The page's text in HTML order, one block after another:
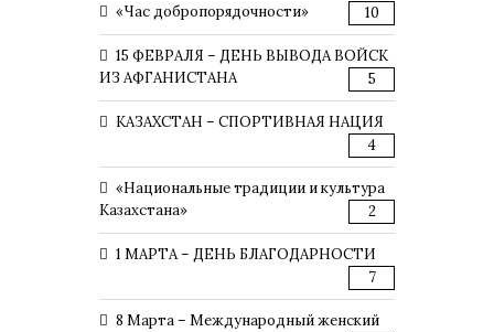
«Час добропорядочности» 10
15 ФЕВРАЛЯ – ДЕНЬ ВЫВОДА ВОЙСК
ИЗ АФГАНИСТАНА
5
КАЗАХСТАН – СПОРТИВНАЯ НАЦИЯ
4
«Национальные традиции и культура
Казахстана»
2
1 МАРТА – ДЕНЬ БЛАГОДАРНОСТИ
7
8 Марта – Международный женский